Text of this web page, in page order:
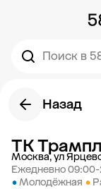
Поиск в
Назад
ТК
Москва, ул
Ежедневно
•Молодёжная •